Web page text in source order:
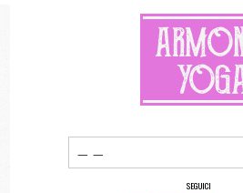
SEGUICI